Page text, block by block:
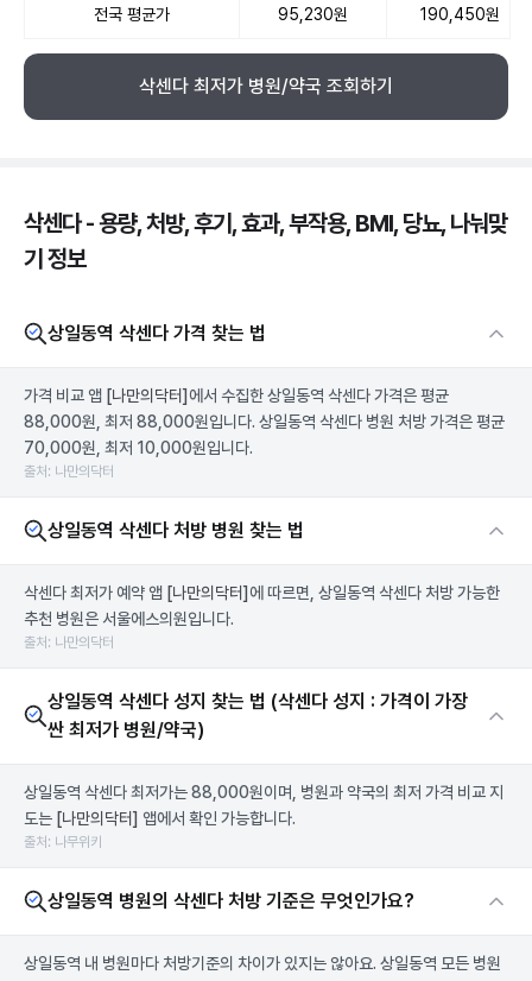
전국 평균가 95,230원 190,450원
삭센다 최저가 병원/약국 조회하기
삭센다 - 용량, 처방, 후기, 효과, 부작용, BMI, 당뇨, 나눠맞
기 정보
상일동역 삭센다 가격 찾는 법
가격 비교 앱 [나만의닥터] 에서 수집한 상일동역 삭센다 가격은 평균
88,000원, 최저 88,000원입니다. 상일동역 삭센다 병원 처방 가격은 평균
70,000원, 최저 10,000원입니다.
출처: 나만의닥터
상일동역 삭센다 처방 병원 찾는 법
삭센다 최저가 예약 앱 [나만의닥터] 에 따르면, 상일동역 삭센다 처방 가능한
추천 병원은 서울에스의원입니다.
출처: 나만의닥터
상일동역 삭센다 성지 찾는 법 (삭센다 성지 : 가격이 가장
싼 최저가 병원/약국)
상일동역 삭센다 최저가는 88,000원이며, 병원과 약국의 최저 가격 비교 지
도는 [나만의닥터] 앱에서 확인 가능합니다.
출처: 나무위키
상일동역 병원의 삭센다 처방 기준은 무엇인가요?
상일동역 내 병원마다 처방기준의 차이가 있지는 않아요. 상일동역 모든 병원